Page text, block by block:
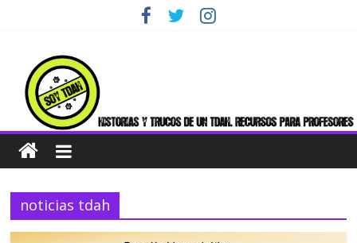
noticias tdah